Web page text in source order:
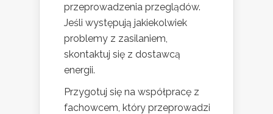
przeprowadzenia przeglądów.
Jeśli występują jakiekolwiek
problemy z zasilaniem,
skontaktuj się z dostawcą
energii.
Przygotuj się na współpracę z
fachowcem, który przeprowadzi